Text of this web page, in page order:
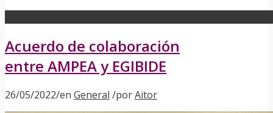
Acuerdo de colaboración
entre AMPEA y EGIBIDE
26/05/2022/en General /porAitor